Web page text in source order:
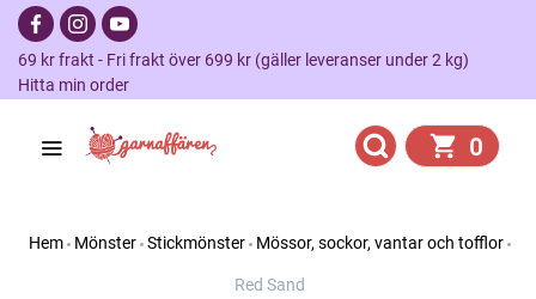
69 kr frakt - Fri frakt över 699 kr (gäller leveranser under 2 kg)
Hitta min order
0
Hem Mönster Stickmönster Mössor, sockor, vantar och tofflor
Red Sand